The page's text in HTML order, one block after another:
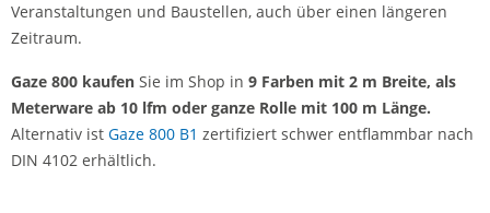
Veranstaltungen und Baustellen, auch über einen längeren
Zeitraum.
Gaze 800 kaufen Sie im Shop in 9 Farben mit 2 m Breite, als
Meterware ab 10 lfm oder ganze Rolle mit 100 m Länge.
Alternativ ist Gaze 800 B1 zertifiziert schwer entflammbar nach
DIN 4102 erhältlich.